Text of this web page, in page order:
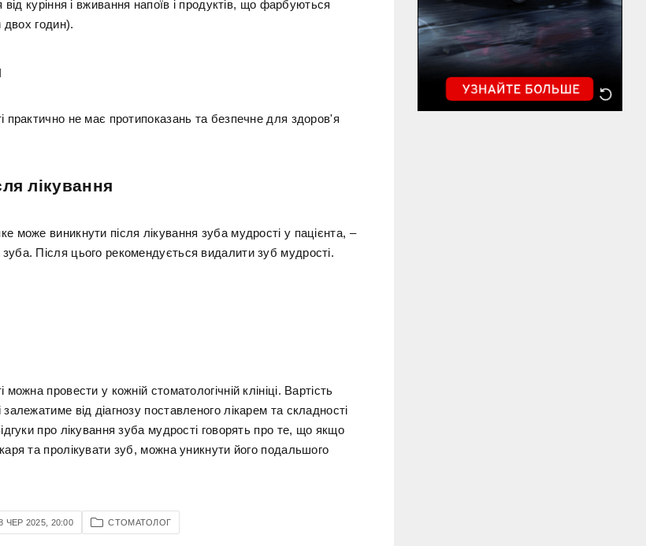
від куріння і вживання напоїв і продуктів, що фарбуються
двох годин).
практично не має протипоказань та безпечне для здоров'я
лікування
може виникнути після лікування зуба мудрості у пацієнта, –
Після цього рекомендується видалити зуб мудрості.
можна провести у кожній стоматологічній клініці. Вартість
від діагнозу поставленого лікарем та складності
про лікування зуба мудрості говорять про те, що якщо
та пролікувати зуб, можна уникнути його подальшого
ЧЕР 2025, 20:00 СТОМАТОЛОГ